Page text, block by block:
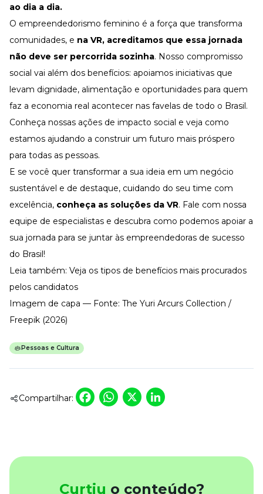
ao dia a dia.
O empreendedorismo feminino é a força que transforma
comunidades, e na VR, acreditamos que essa jornada
não deve ser percorrida sozinha. Nosso compromisso
social vai além dos benefícios: apoiamos iniciativas que
levam dignidade, alimentação e oportunidades para quem
faz a economia real acontecer nas favelas de todo o Brasil.
Conheça nossas ações de impacto social e veja como
estamos ajudando a construir um futuro mais próspero
para todas as pessoas.
E se você quer transformar a sua ideia em um negócio
sustentável e de destaque, cuidando do seu time com
excelência, conheça as soluções da VR. Fale com nossa
equipe de especialistas e descubra como podemos apoiar a
sua jornada para se juntar às empreendedoras de sucesso
do Brasil!
Leia também: Veja os tipos de benefícios mais procurados
pelos candidatos
Imagem de capa — Fonte: The Yuri Arcurs Collection /
Freepik (2026)
Pessoas e Cultura
Compartilhar: Facebook
WhatsApp
X
Curtiu o conteúdo?